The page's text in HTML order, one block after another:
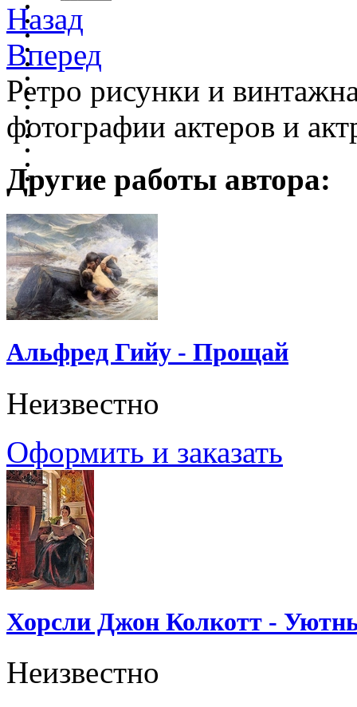
Назад
Вперед
Ретро рисунки и
фотографии актеров и
Другие работы автора:
Альфред Гийу - Прощай
Неизвестно
Оформить и заказать
Хорсли Джон Колкотт -
Неизвестно